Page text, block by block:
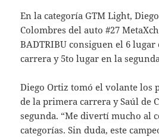
En la categoría GTM Light,
Colombres del auto #27
BADTRIBU consiguen el 6
carrera y 5to lugar en la
Diego Ortiz tomó el volante los
de la primera carrera y Saúl de
segunda. “Me divertí mucho al
categorías. Sin duda, este